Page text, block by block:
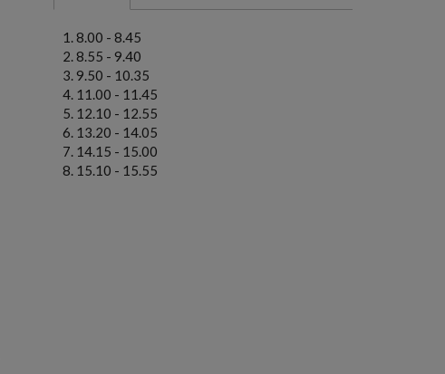
8.00 - 8.45
8.55 - 9.40
9.50 - 10.35
11.00 - 11.45
12.10 - 12.55
13.20 - 14.05
14.15 - 15.00
15.10 - 15.55